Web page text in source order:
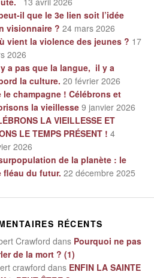
il que le 3e lien soit l’idée
visionnaire ? 24 mars 2026
vient la violence des jeunes ? 17
2026
a pas que la langue, il y a
la culture. 20 février 2026
le champagne ! Célébrons et
la vieillesse 9 janvier 2026
LA VIEILLESSE ET
LE TEMPS PRÉSENT ! 4
2026
de la planète : le
fléau du futur. 22 décembre 2025
RÉCENTS
Crawford dans Pourquoi ne pas
de la mort ? (1)
crawford dans ENFIN LA SAINTE